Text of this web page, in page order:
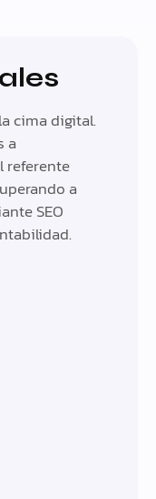
cima digital.
a
referente
a
SEO